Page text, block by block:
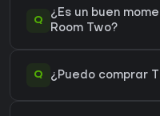
Q
¿Es un buen
Room Two?
Q ¿Puedo comprar